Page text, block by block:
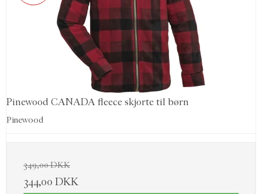
Pinewood CANADA fleece skjorte til børn
Pinewood
349,00 DKK
344,00 DKK